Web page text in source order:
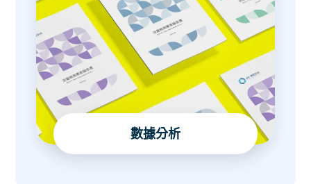
數據分析